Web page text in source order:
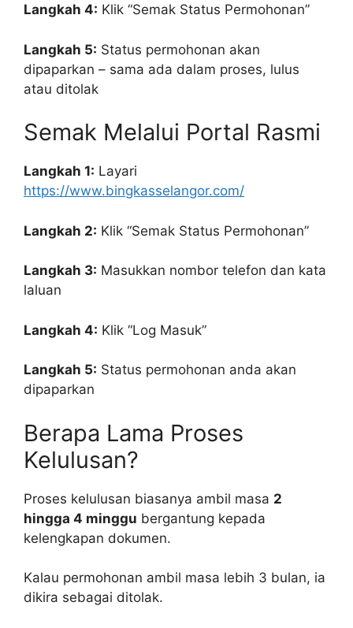
Langkah 4: Klik “Semak Status Permohonan”
Langkah 5: Status permohonan akan
dipaparkan – sama ada dalam proses, lulus
atau ditolak
Semak Melalui Portal Rasmi
Langkah 1: Layari
https://www.bingkasselangor.com/
Langkah 2: Klik “Semak Status Permohonan”
Langkah 3: Masukkan nombor telefon dan kata
laluan
Langkah 4: Klik “Log Masuk”
Langkah 5: Status permohonan anda akan
dipaparkan
Berapa Lama Proses
Kelulusan?
Proses kelulusan biasanya ambil masa 2
hingga 4 minggu bergantung kepada
kelengkapan dokumen.
Kalau permohonan ambil masa lebih 3 bulan, ia
dikira sebagai ditolak.